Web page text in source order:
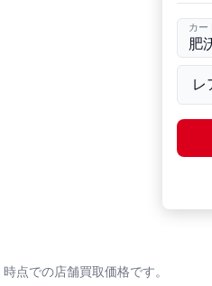
カー
時点での店舗買取価格です。